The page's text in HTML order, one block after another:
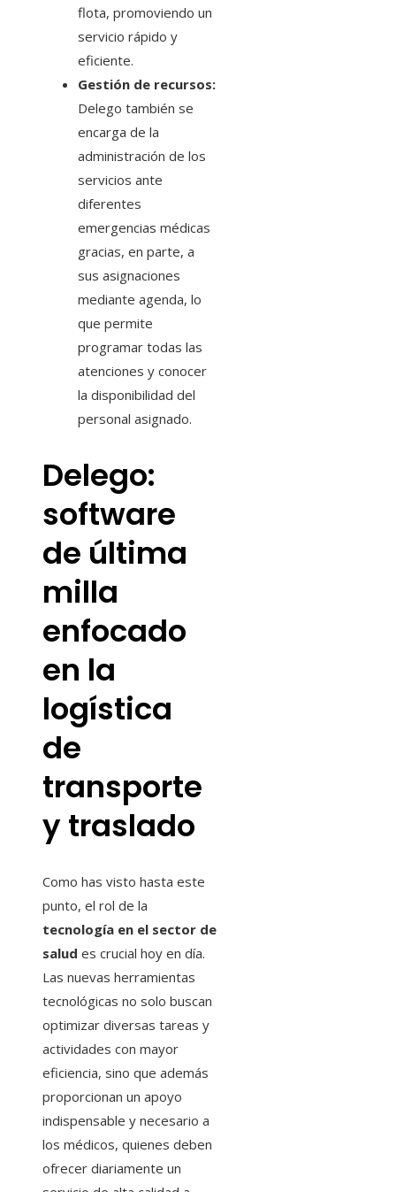
flota, promoviendo un
servicio rápido y
eficiente.
Gestión de recursos:
Delego también se
encarga de la
administración de los
servicios ante
diferentes
emergencias médicas
gracias, en parte, a
sus asignaciones
mediante agenda, lo
que permite
programar todas las
atenciones y conocer
la disponibilidad del
personal asignado.
Delego:
software
de última
milla
enfocado
en la
logística
de
transporte
y traslado
Como has visto hasta este
punto, el rol de la
tecnología en el sector de
salud es crucial hoy en día.
Las nuevas herramientas
tecnológicas no solo buscan
optimizar diversas tareas y
actividades con mayor
eficiencia, sino que además
proporcionan un apoyo
indispensable y necesario a
los médicos, quienes deben
ofrecer diariamente un